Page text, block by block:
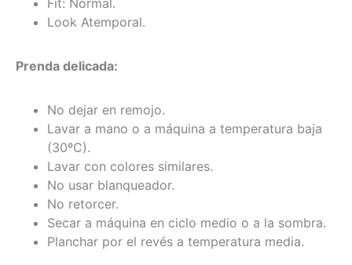
Look Atemporal.
Prenda delicada:
No dejar en remojo.
Lavar a mano o a máquina a temperatura baja
(30ºC).
Lavar con colores similares.
No usar blanqueador.
No retorcer.
Secar a máquina en ciclo medio o a la sombra.
Planchar por el revés a temperatura media.